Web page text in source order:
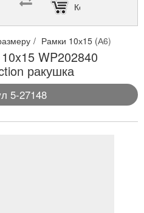
Корзина пуста
Рамки 10х15 (А6)
WP202840
ракушка
5-27148